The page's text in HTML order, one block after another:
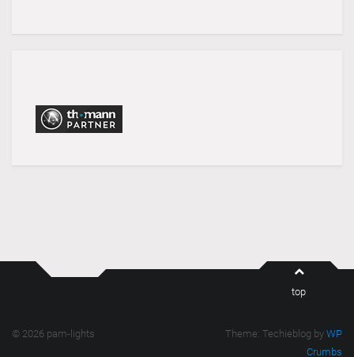
top
© 2026 pam-lights Theme: Techieblog by WP
Crumbs